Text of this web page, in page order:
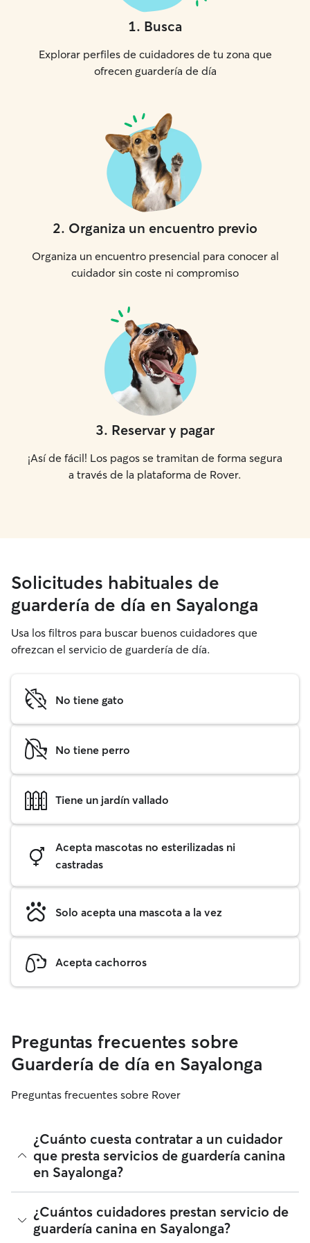
1. Busca
Explorar perfiles de cuidadores de tu zona que
ofrecen guardería de día
2. Organiza un encuentro previo
Organiza un encuentro presencial para conocer al
cuidador sin coste ni compromiso
3. Reservar y pagar
¡Así de fácil! Los pagos se tramitan de forma segura
a través de la plataforma de Rover.
Solicitudes habituales de
guardería de día en Sayalonga
Usa los filtros para buscar buenos cuidadores que
ofrezcan el servicio de guardería de día.
No tiene gato
No tiene perro
Tiene un jardín vallado
Acepta mascotas no esterilizadas ni
castradas
Solo acepta una mascota a la vez
Acepta cachorros
Preguntas frecuentes sobre
Guardería de día en Sayalonga
Preguntas frecuentes sobre Rover
¿Cuánto cuesta contratar a un cuidador
que presta servicios de guardería canina
en Sayalonga?
Los cuidadores en Rover tienen plena libertad para fijar sus
tarifas. El coste medio de un cuidador con guardería para
perros en Sayalonga en Rover en agosto 2026 fue de
¿Cuántos cuidadores prestan servicio de
guardería canina en Sayalonga?